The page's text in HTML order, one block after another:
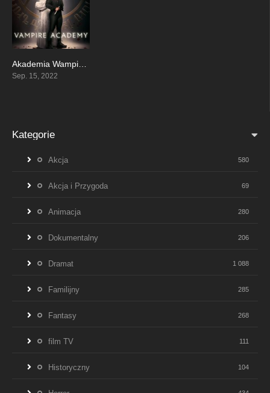
7.4
Sep. 15, 2022
Kategorie
Akcja 580
Akcja i Przygoda 69
Animacja 280
Dokumentalny 206
Dramat 1 088
Familijny 285
Fantasy 268
film TV 111
Historyczny 104